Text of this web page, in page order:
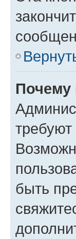
Почему
быть